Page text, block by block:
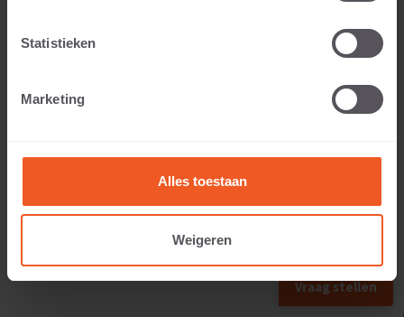
Statistieken
Marketing
Alles toestaan
Weigeren
Gewicht:
Vraag stellen